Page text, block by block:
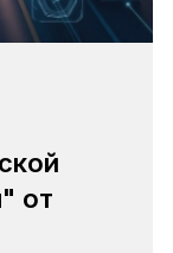
от